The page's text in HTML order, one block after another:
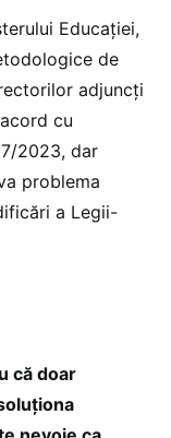
Educației,
de
adjuncți
cu
2023, dar
problema
a Legii-
că doar